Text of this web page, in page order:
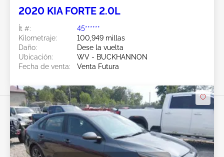
2020 KIA FORTE 2.0L
Ít #:
45******
Kilometraje:
100,949 millas
Daño:
Dese la vuelta
Ubicación:
WV - BUCKHANNON
Fecha de venta:
Venta Futura